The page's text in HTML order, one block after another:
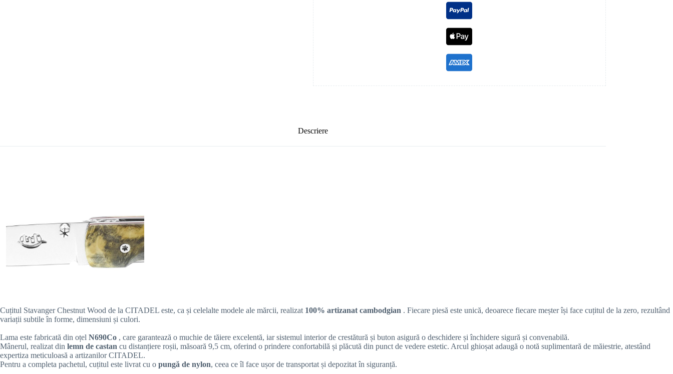
Descriere
Cuțitul Stavanger Chestnut Wood de la CITADEL este, ca și celelalte modele ale mărcii, realizat 100% artizanat cambodgian . Fiecare piesă este unică, deoarece fiecare meșter își face cuțitul de la zero, rezultând
variații subtile în forme, dimensiuni și culori.
Lama este fabricată din oțel N690Co , care garantează o muchie de tăiere excelentă, iar sistemul interior de crestătură și buton asigură o deschidere și închidere sigură și convenabilă.
Mânerul, realizat din lemn de castan cu distanțiere roșii, măsoară 9,5 cm, oferind o prindere confortabilă și plăcută din punct de vedere estetic. Arcul ghioșat adaugă o notă suplimentară de măiestrie, atestând
expertiza meticuloasă a artizanilor CITADEL.
Pentru a completa pachetul, cuțitul este livrat cu o pungă de nylon, ceea ce îl face ușor de transportat și depozitat în siguranță.